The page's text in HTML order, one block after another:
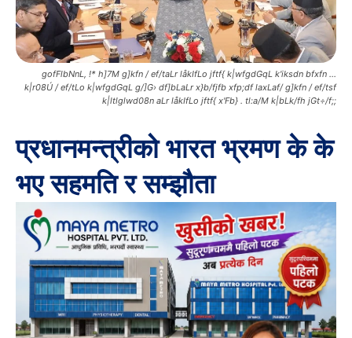
gofFlbNnL, !* h]7M g]kfn / ef/taLr låkIfLo jftf{ k|wfgdGqL k'iksdn bfxfn …
k|r08Ú / ef/tLo k|wfgdGqL g/]G› df]bLaLr x}b/fjfb xfp;df laxLaf/ g]kfn / ef/tsf
k|ltlglwd08n aLr låkIfLo jftf{ x'Fb} . tl:a/M k|bLk/fh jGt÷/f;;
प्रधानमन्त्रीको भारत भ्रमण के के
भए सहमति र सम्झौता